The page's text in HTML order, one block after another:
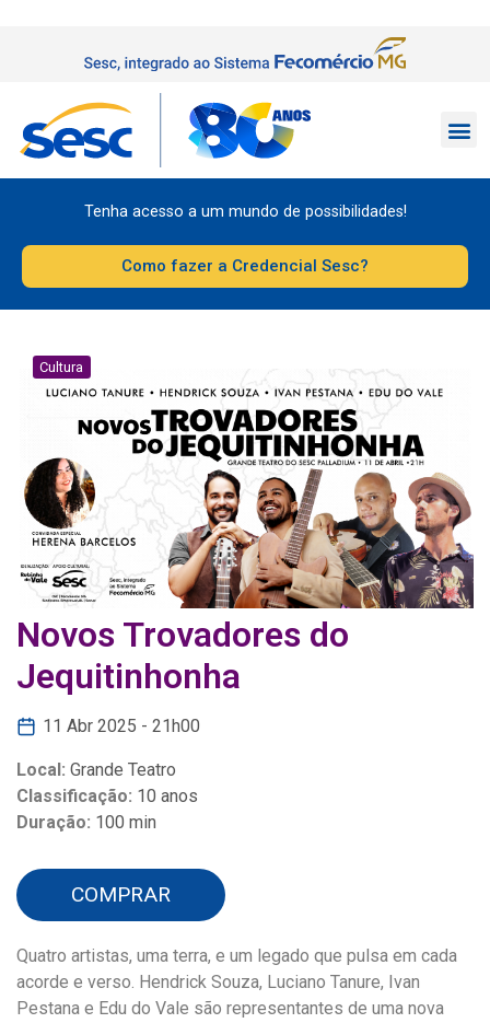
Tenha acesso a um mundo de possibilidades!
Como fazer a Credencial Sesc?
Cultura
Novos Trovadores do
Jequitinhonha
11 Abr 2025 - 21h00
Local: Grande Teatro
Classificação: 10 anos
Duração: 100 min
COMPRAR
Quatro artistas, uma terra, e um legado que pulsa em cada
acorde e verso. Hendrick Souza, Luciano Tanure, Ivan
Pestana e Edu do Vale são representantes de uma nova